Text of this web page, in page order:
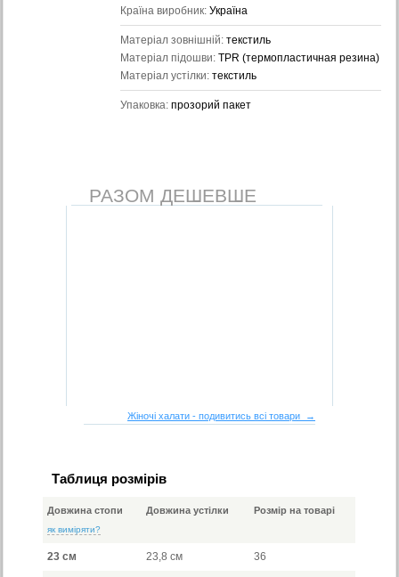
Країна виробник: Україна
Матеріал зовнішній: текстиль
Матеріал підошви: TPR (термопластичная резина)
Матеріал устілки: текстиль
Упаковка: прозорий пакет
РАЗОМ ДЕШЕВШЕ
Жіночі халати - подивитись всі товари →
Таблиця розмірів
Довжина стопи
як виміряти?
Довжина устілки Розмір на товарі
23 см 23,8 см 36